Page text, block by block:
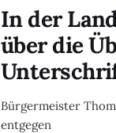
In der
über die
Bürgermeister
entgegen